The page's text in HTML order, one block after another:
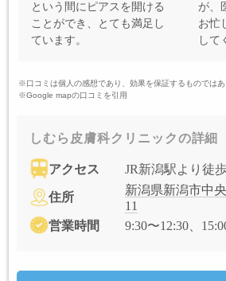
という間にピアスを開ける
ことができ、とても満足し
ています。
が、
お忙
して
※口コミは個人の感想であり、効果を保証するものではあ
※Google mapの口コミを引用
しむら皮膚科クリニックの詳細
アクセス JR新潟駅より徒
住所
新潟県新潟市中
11
営業時間
9:30〜12:30、